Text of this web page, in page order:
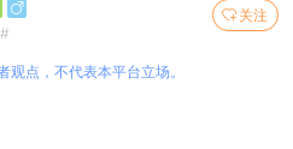
关注
点，不代表本平台立场。